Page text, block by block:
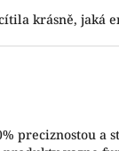
krásně, jaká
hvězdiček.
preciznostou